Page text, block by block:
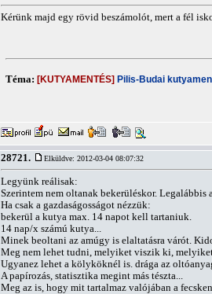
Kérünk majd egy rövid beszámolót, mert a fél
Téma: [KUTYAMENTÉS] Pilis-Budai
28721. Elküldve: 2012-03-04 08:07:32
Legyünk reálisak:
Szerintem nem oltanak bekerüléskor.
Ha csak a gazdaságosságot nézzük:
bekerül a kutya max. 14 napot kell tartaniuk.
14 nap/x számú kutya...
Minek beoltani az amúgy is elaltatásra várót.
Meg nem lehet tudni, melyiket viszik ki,
Ugyanez lehet a kölyköknél is. drága az
A papírozás, statisztika megint más tészta...
Meg az is, hogy mit tartalmaz valójában a